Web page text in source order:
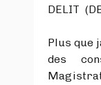
DELIT
​Plus que
des